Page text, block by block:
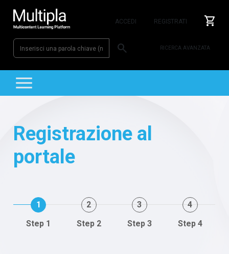
search RICERCA AVANZATA
ACCEDI REGISTRATI shopping_cart
Registrazione al
portale
1
Step 1
2
Step 2
3
Step 3
4
Step 4